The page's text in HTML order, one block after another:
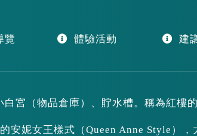
覽 體驗活動 建
宮（物品倉庫）、貯水槽。稱為紅樓
安妮女王樣式（Queen Anne Style），